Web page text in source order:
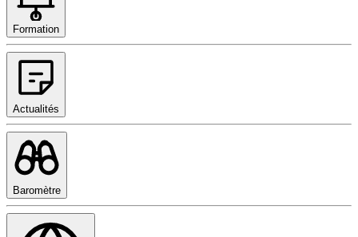
Formation
Actualités
Baromètre